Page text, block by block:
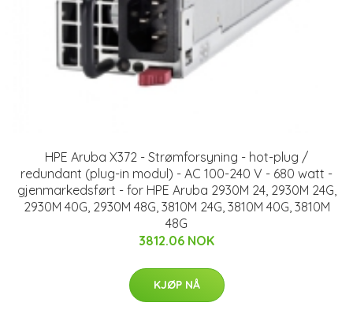
HPE Aruba X372 - Strømforsyning - hot-plug /
redundant (plug-in modul) - AC 100-240 V - 680 watt -
gjenmarkedsført - for HPE Aruba 2930M 24, 2930M 24G,
2930M 40G, 2930M 48G, 3810M 24G, 3810M 40G, 3810M
48G
3812.06 NOK
KJØP NÅ